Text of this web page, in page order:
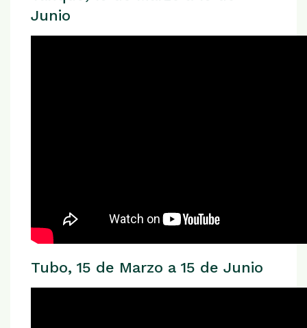
Junio
Tubo, 15 de Marzo a 15 de Junio